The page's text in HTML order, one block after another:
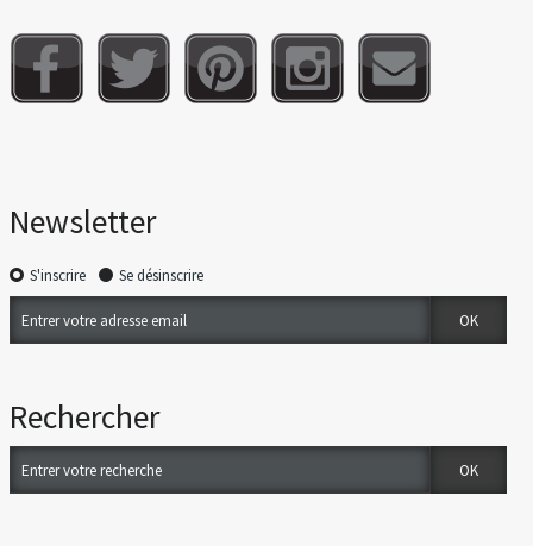
Newsletter
S'inscrire Se désinscrire
Rechercher